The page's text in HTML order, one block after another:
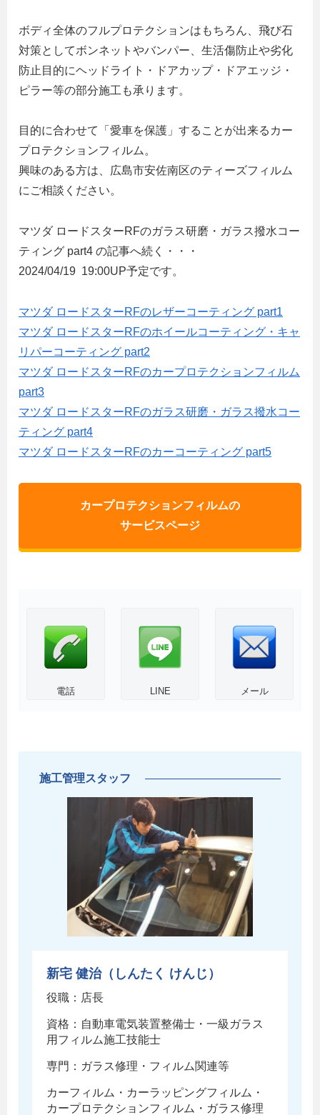
ボディ全体のフルプロテクションはもちろん、飛び石
対策としてボンネットやバンパー、生活傷防止や劣化
防止目的にヘッドライト・ドアカップ・ドアエッジ・
ピラー等の部分施工も承ります。
目的に合わせて「愛車を保護」することが出来るカー
プロテクションフィルム。
興味のある方は、広島市安佐南区のティーズフィルム
にご相談ください。
マツダ ロードスターRFのガラス研磨・ガラス撥水コー
ティング part4 の記事へ続く・・・
2024/04/19 19:00UP予定です。
マツダ ロードスターRFのレザーコーティング part1
マツダ ロードスターRFのホイールコーティング・キャ
リパーコーティング part2
マツダ ロードスターRFのカープロテクションフィルム
part3
マツダ ロードスターRFのガラス研磨・ガラス撥水コー
ティング part4
マツダ ロードスターRFのカーコーティング part5
カープロテクションフィルムの
サービスページ
電話 LINE メール
施工管理スタッフ
新宅 健治（しんたく けんじ）
役職：店長
資格：自動車電気装置整備士・一級ガラス
用フィルム施工技能士
専門：ガラス修理・フィルム関連等
カーフィルム・カーラッピングフィルム・
カープロテクションフィルム・ガラス修理